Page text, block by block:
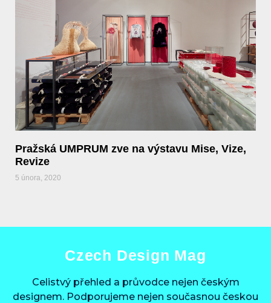
Pražská UMPRUM zve na výstavu Mise, Vize,
Revize
5 února, 2020
Czech Design Mag
Celistvý přehled a průvodce nejen českým
designem. Podporujeme nejen současnou českou